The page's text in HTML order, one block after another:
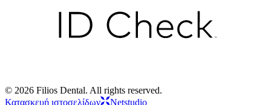
© 2026 Filios Dental. All rights reserved.
Κατασκευή ιστοσελίδων
Netstudio